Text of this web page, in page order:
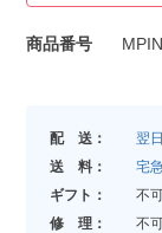
商品番号
配 送： 翌
送 料：
宅
ギフト：
不
修 理：
不